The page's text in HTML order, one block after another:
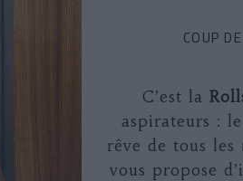
COUP
C’est la
aspirateurs : le
rêve de tous les
vous propose